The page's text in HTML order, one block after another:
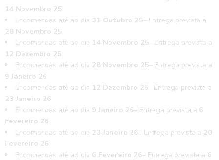
14 Novembro 25
Encomendas até ao dia 31 Outubro 25– Entrega prevista a
28 Novembro 25
Encomendas até ao dia 14 Novembro 25– Entrega prevista a
12 Dezembro 25
Encomendas até ao dia 28 Novembro 25– Entrega prevista a
9 Janeiro 26
Encomendas até ao dia 12 Dezembro 25– Entrega prevista a
23 Janeiro 26
Encomendas até ao dia 9 Janeiro 26– Entrega prevista a 6
Fevereiro 26
Encomendas até ao dia 23 Janeiro 26– Entrega prevista a 20
Fevereiro 26
Encomendas até ao dia 6 Fevereiro 26– Entrega prevista a 6